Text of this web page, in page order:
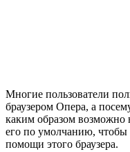
Многие пользователи
браузером Опера, а
каким образом возможно
его по умолчанию, чтобы
помощи этого браузера.